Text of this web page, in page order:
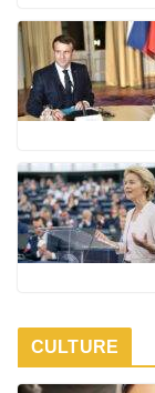
CULTURE